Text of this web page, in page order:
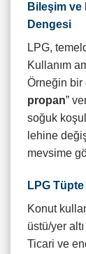
Bileşim ve
Dengesi
LPG,
Kullanım
Örneğin bir
propan”
soğuk
lehine
mevsime
LPG
Konut
üstü/yer altı
Ticari ve